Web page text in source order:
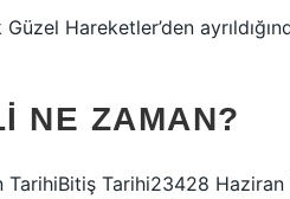
Hareketler’den
NE ZAMAN?
TarihiBitiş Tarihi23428